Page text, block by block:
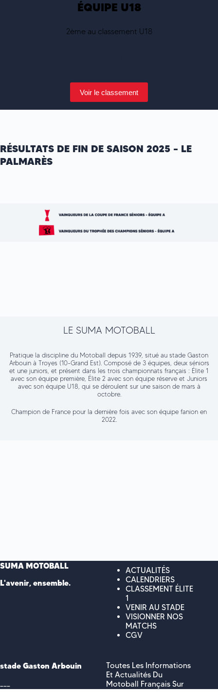
ÉQUIPE U18
2ème au classement U18
Voir le classement
RÉSULTATS DE FIN DE SAISON 2025 – LE
PALMARÈS
LE SUMA MOTOBALL
Pratique la discipline du Motoball depuis 1939, situé au stade Gaston
Arbouin à Troyes (10-Grand Est). Composé de 3 équipes, deux séniors
et une juniors, et présent dans les trois championnats français : Élite 1
avec son équipe première, Élite 2 avec son équipe réserve et Juniors
avec son équipe U18, qui se déroulent sur une saison de mars à
octobre.
Champion de France pour la dernière fois avec son équipe fanion en
2022.
SUMA MOTOBALL
L'avenir, ensemble.
ACTUALITÉS
CALENDRIERS
CLASSEMENT ÉLITE
1
VENIR AU STADE
VISIONNER NOS
MATCHS
CGV
stade Gaston Arbouin
Toutes Les Informations
Et Actualités Du
Motoball Français Sur